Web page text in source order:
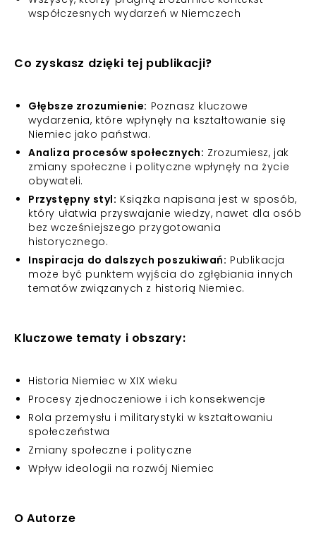
współczesnych wydarzeń w Niemczech
Co zyskasz dzięki tej publikacji?
Głębsze zrozumienie: Poznasz kluczowe
wydarzenia, które wpłynęły na kształtowanie się
Niemiec jako państwa.
Analiza procesów społecznych: Zrozumiesz, jak
zmiany społeczne i polityczne wpłynęły na życie
obywateli.
Przystępny styl: Książka napisana jest w sposób,
który ułatwia przyswajanie wiedzy, nawet dla osób
bez wcześniejszego przygotowania
historycznego.
Inspiracja do dalszych poszukiwań: Publikacja
może być punktem wyjścia do zgłębiania innych
tematów związanych z historią Niemiec.
Kluczowe tematy i obszary:
Historia Niemiec w XIX wieku
Procesy zjednoczeniowe i ich konsekwencje
Rola przemysłu i militarystyki w kształtowaniu
społeczeństwa
Zmiany społeczne i polityczne
Wpływ ideologii na rozwój Niemiec
O Autorze